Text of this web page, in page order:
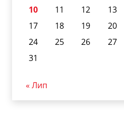
10
11 12 13
17
18 19 20
24
25 26 27
31
« Лип